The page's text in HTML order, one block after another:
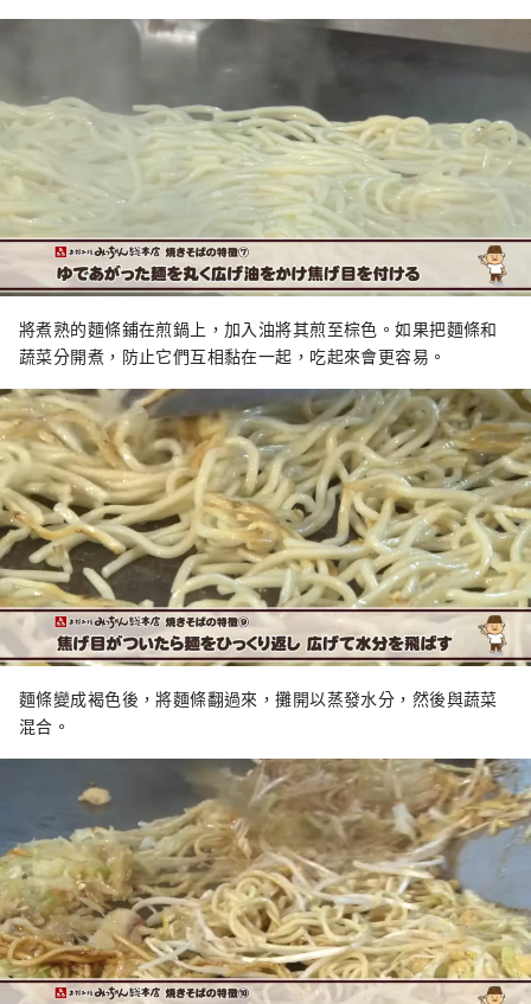
將煮熟的麵條鋪在煎鍋上，加入油將其煎至棕色。如果把麵條和
蔬菜分開煮，防止它們互相黏在一起，吃起來會更容易。
麵條變成褐色後，將麵條翻過來，攤開以蒸發水分，然後與蔬菜
混合。